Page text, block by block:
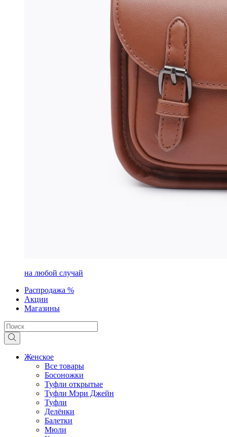
на любой случай
Распродажа %
Акции
Магазины
Женское
Все товары
Босоножки
Туфли открытые
Туфли Мэри Джейн
Туфли
Делёнки
Балетки
Мюли